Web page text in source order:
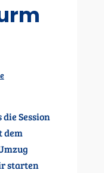
Session
dem
starten